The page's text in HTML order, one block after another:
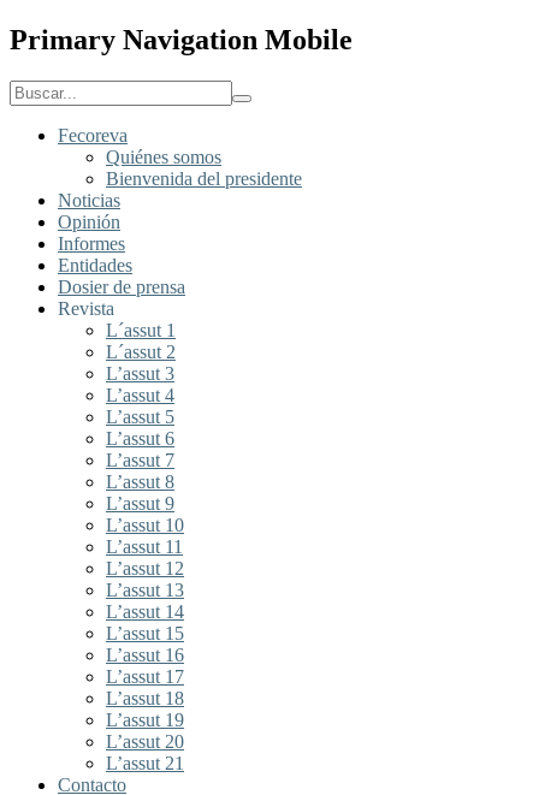
Primary Navigation Mobile
Fecoreva
Quiénes somos
Bienvenida del presidente
Noticias
Opinión
Informes
Entidades
Dosier de prensa
Revista
L´assut 1
L´assut 2
L’assut 3
L’assut 4
L’assut 5
L’assut 6
L’assut 7
L’assut 8
L’assut 9
L’assut 10
L’assut 11
L’assut 12
L’assut 13
L’assut 14
L’assut 15
L’assut 16
L’assut 17
L’assut 18
L’assut 19
L’assut 20
L’assut 21
Contacto